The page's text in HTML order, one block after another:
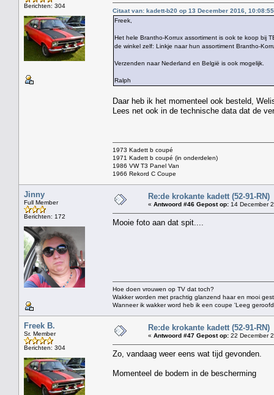
Berichten: 304
Citaat van: kadett-b20 op 13 December 2016, 10:08:55
Freek,
Het hele Brantho-Korrux assortiment is ook te koop bij
de winkel zelf: Linkje naar hun assortiment Brantho-
Verzenden naar Nederland en België is ook mogelijk.
Ralph
Daar heb ik het momenteel ook besteld,
Lees net ook in de technische data dat de
1973 Kadett b coupé
1971 Kadett b coupé (in onderdelen)
1986 VW T3 Panel Van
1966 Rekord C Coupe
Jinny
Full Member
Berichten: 172
Re:de krokante kadett (52-91-RN)
« Antwoord #46 Gepost op: 14 December
Mooie foto aan dat spit....
Hoe doen vrouwen op TV dat toch?
Wakker worden met prachtig glanzend haar en mooi
Wanneer ik wakker word heb ik een coupe 'Leeg
Freek B.
Sr. Member
Berichten: 304
Re:de krokante kadett (52-91-RN)
« Antwoord #47 Gepost op: 22 December
Zo, vandaag weer eens wat tijd gevonden.
Momenteel de bodem in de bescherming